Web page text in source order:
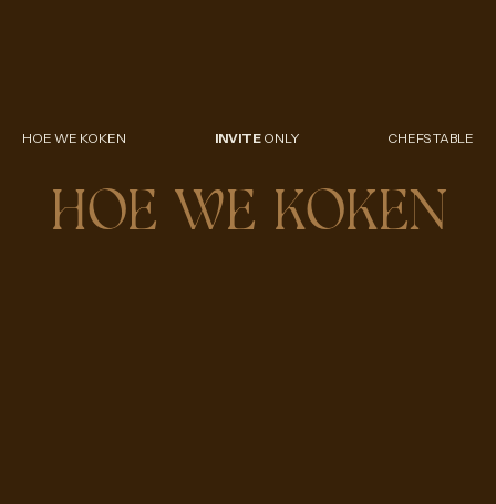
HOE WE KOKEN INVITEONLY CHEFS TABLE
HOE WE KOKEN